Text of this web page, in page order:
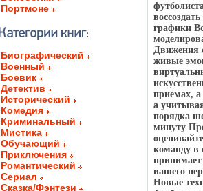
Портмоне
Биографический
Военный
Боевик
Детектив
Исторический
Комедия
Криминальный
Мистика
Обучающий
Приключения
Романтический
Сериал
Сказка/Фэнтези
графики
Движения
живые
приемах, а
а
порядка
минуту
команду в
принимает
вашего
Новые